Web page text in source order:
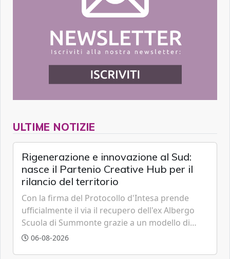
ULTIME NOTIZIE
Rigenerazione e innovazione al Sud:
nasce il Partenio Creative Hub per il
rilancio del territorio
Con la firma del Protocollo d'Intesa prende
ufficialmente il via il recupero dell'ex Albergo
Scuola di Summonte grazie a un modello di
partenariato pubblico-privato e a una rete di
06-08-2026